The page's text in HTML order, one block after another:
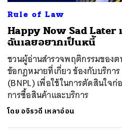
Rule of Law
Happy Now Sad Later
ฉันเลยอยากเป็นหนี้
ชวนผู้อ่านสำรวจพฤติกรรมของ
ข้อกฎหมายที่เกี่ยว ข้องกับบริกา
(BNPL) เพื่อใช้ในการตัดสินใจ
การซื้อสินค้าและบริการ
โดย อจิรวดี เหลาอ่อน